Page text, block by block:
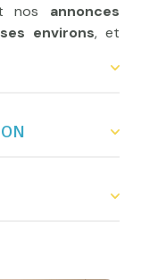
nos annonces
environs, et
local.autour